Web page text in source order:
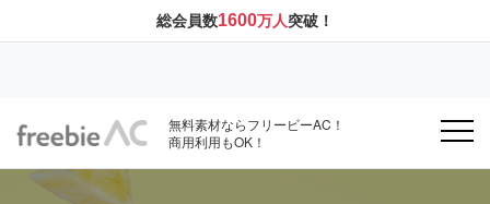
総会員数1600万人突破！
無料素材ならフリービーAC！
商用利用もOK！